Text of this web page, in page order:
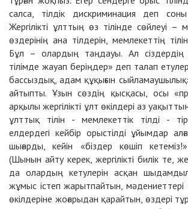
салса, тілдік дискриминация деп
Жергілікті ұлттың өз тілінде сөйлеуі –
өздерінің ана тілдерін, мемлекеттің
Бұл – олардың таңдауы. Ал сіздердің
тілімде жауап беріңдер» деп талап
бассыздық, адам құқығын
айтыпты. Ұзын сөздің қысқасы, осы
арқылы жергілікті ұлт өкілдері аз
ұлттық тілін - мемлекеттік тілді -
елдердегі кейбір орыстілді ұйымдар
шығарды, кейін «біздер көшіп
(Шынын айту керек, жергілікті билік те,
да олардың кетулерін асқан
жұмыс істеп жарытпайтын,
өкілдеріне жоғарыдан қарайтын, өздері